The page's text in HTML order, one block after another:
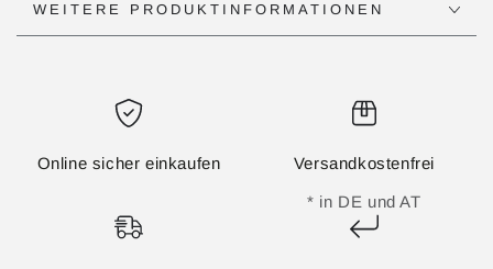
WEITERE PRODUKTINFORMATIONEN
Online sicher einkaufen Versandkostenfrei
* in DE und AT